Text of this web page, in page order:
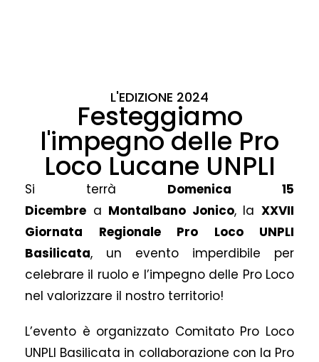
L'EDIZIONE 2024
Festeggiamo
l'impegno delle Pro
Loco Lucane UNPLI
Si terrà Domenica 15
Dicembre a Montalbano Jonico, laXXVII
Giornata Regionale Pro Loco UNPLI
Basilicata, un evento imperdibile per
celebrare il ruolo e l’impegno delle Pro Loco
nel valorizzare il nostro territorio!
L’evento è organizzato Comitato Pro Loco
UNPLI Basilicata in collaborazione con la Pro